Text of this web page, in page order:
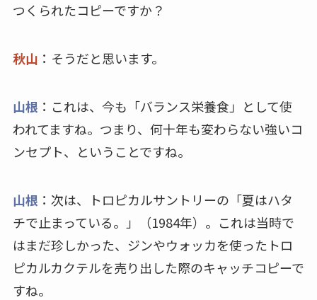
つくられたコピーですか？
秋山 ：そうだと思います。
山根 ：これは、今も「バランス栄養食」として使
われてますね。つまり、何十年も変わらない強いコ
ンセプト、ということですね。
山根 ：次は、トロピカルサントリーの「夏はハタ
チで止まっている。」（1984年）。これは当時で
はまだ珍しかった、ジンやウォッカを使ったトロ
ピカルカクテルを売り出した際のキャッチコピーで
すね。